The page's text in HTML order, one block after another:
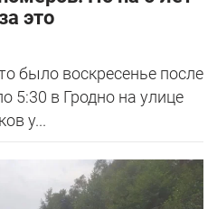
это
было воскресенье после
5:30 в Гродно на улице
у...